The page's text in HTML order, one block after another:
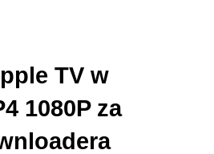
TV w
1080P za